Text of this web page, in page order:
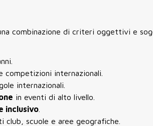
combinazione di criteri oggettivi e
competizioni internazionali.
internazionali.
in eventi di alto livello.
inclusivo
scuole e aree geografiche.